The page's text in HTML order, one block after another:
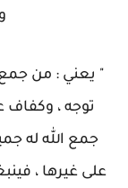
" يعني : من جمع
توجه ، وكفاف
جمع الله له
على غيرها ،